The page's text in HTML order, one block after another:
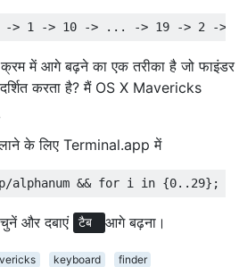
क्रम में आगे बढ़ने का एक तरीका है जो फाइंडर
करता है? मैं OS X Mavericks
के लिए Terminal.app में
और दबाएं टैब आगे बढ़ना।
keyboard
finder